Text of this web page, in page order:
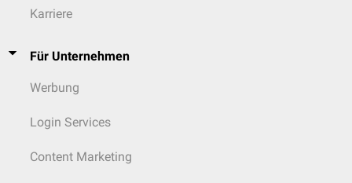
Karriere
Für Unternehmen
Werbung
Login Services
Content Marketing